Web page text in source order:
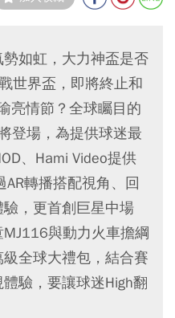
如虹，大力神盃是否
世界盃，即將終止和
亮情節？全球矚目的
登場，為提供球迷最
、Hami Video提供
轉播搭配視角、回
，更首創巨星中場
與動力火車擔綱
全球大禮包，結合賽
驗，要讓球迷High翻